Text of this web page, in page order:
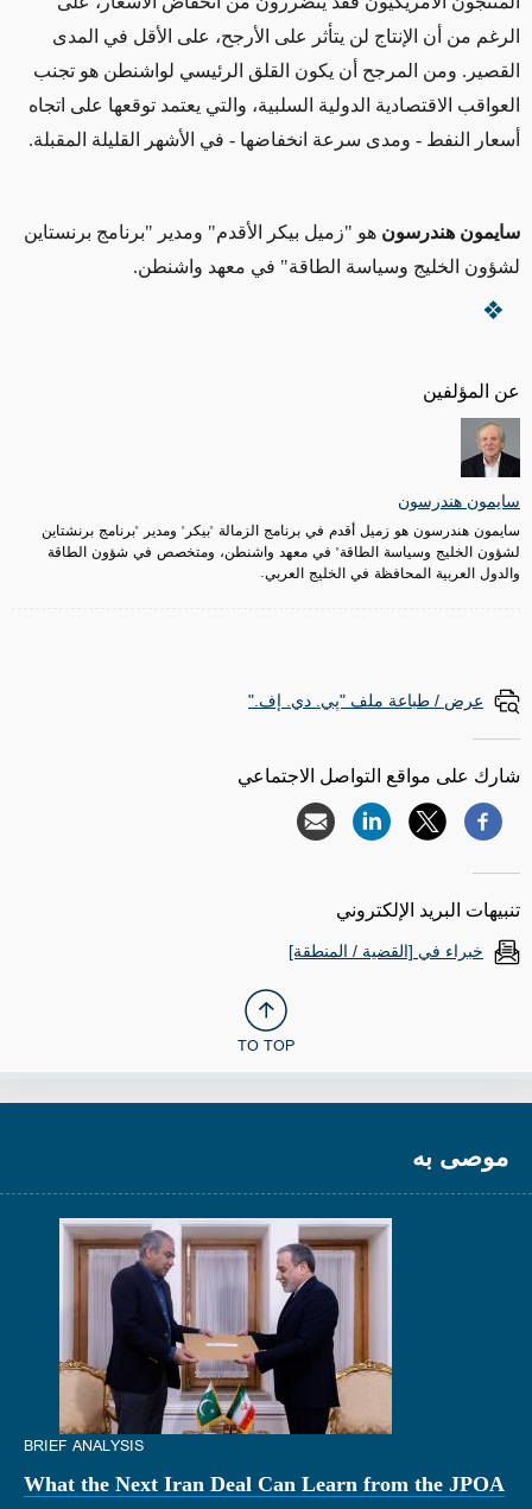
عن المؤلفين
سايمون هندرسون
سايمون هندرسون هو زميل أقدم في برنامج الزمالة "بيكر" ومدير "برنامج برنشتاين
لشؤون الخليج وسياسة الطاقة" في معهد واشنطن، ومتخصص في شؤون الطاقة
والدول العربية المحافظة في الخليج العربي.
الرغم من أن الإنتاج لن يتأثر على الأرجح، على الأقل في المدى
القصير. ومن المرجح أن يكون القلق الرئيسي لواشنطن هو تجنب
العواقب الاقتصادية الدولية السلبية، والتي يعتمد توقعها على اتجاه
أسعار النفط - ومدى سرعة انخفاضها - في الأشهر القليلة المقبلة.
سايمون هندرسون هو "زميل بيكر الأقدم" ومدير "برنامج برنستاين
لشؤون الخليج وسياسة الطاقة" في معهد واشنطن.
عرض / طباعة ملف "پي. دي. إف."
شارك على مواقع التواصل الاجتماعي
تنبيهات البريد الإلكتروني
خبراء في [القضية / المنطقة]
TO TOP
موصى به
BRIEF ANALYSIS
What the Next Iran Deal Can Learn from the JPOA